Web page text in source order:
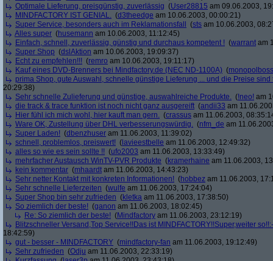
Optimale Lieferung, preisgünstig, zuverlässig (User28815 am 09.06.2003,
MINDFACTORY IST GENIAL. (d3theedge am 10.06.2003, 00:00:21)
Super Service, besonders auch im Reklamationsfall
(sts am 10.06.2003,
Alles super (husemann am 10.06.2003, 11:12:45)
Einfach, schnell, zuverlässig, günstig und durchaus kompetent ! (warrant am
Super Shop (dslAktion am 10.06.2003, 19:09:37)
Echt zu empfehlen!!! (remro am 10.06.2003, 19:11:17)
Kauf eines DVD-Brenners bei Mindfactory.de (NEC ND-1100A) (monopolboss
prima Shop, gute Auswahl, schnelle günstige Lieferung ... und die Preise sind
20:29:38)
Sehr schnelle Zulieferung und günstige, auswahlreiche Produkte. (!neo! am
die track & trace funktion ist noch nicht ganz ausgereift (andii33 am
Hier fühl ich mich wohl, hier kauft man gern. (crassus am 11.06.2003,
Ware OK, Zustellung über DHL verbesserungswürdig. (nfm_de am
Super Laden! (dbenzhuser am 11.06.2003, 11:39:02)
schnell, problemlos, preiswert! ( lavieestbelle am 11.06.2003, 12:49:32)
alles so wie es sein sollte !! (ufo2003 am 11.06.2003, 13:33:49)
mehrfacher Austausch WinTV-PVR Produkte (kramerhaine am 11.06.2003,
kein kommentar (mhaardt am 11.06.2003, 14:43:23)
Sehr netter Kontakt mit konkreten Informationen! (hobbez am 11.06.2003,
Sehr schnelle Lieferzeiten (wulfe am 11.06.2003, 17:24:04)
Super Shop bin sehr zufrieden (kletka am 11.06.2003, 17:38:50)
So ziemlich der beste! (ganon am 11.06.2003, 18:02:45)
Re: So ziemlich der beste! (Mindfactory am 11.06.2003, 23:12:19)
Blitzschneller Versand,Top Service!!Das ist MINDFACTORY!!Super,weiter
18:42:59)
gut - besser - MINDFACTORY (mindfactory-fan am 11.06.2003, 19:12:49)
Sehr zufrieden (Odju am 11.06.2003, 22:33:19)